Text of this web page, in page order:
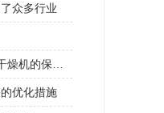
众多行业
优化措施